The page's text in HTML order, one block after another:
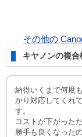
その他の
キヤノンの複
納得いくまで何度
かり対応してくれ
す。
コストが下がった
勝手も良くなった